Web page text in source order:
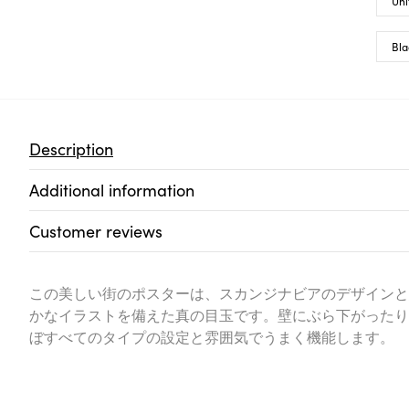
Description
Additional information
Customer reviews
この美しい街のポスターは、スカンジナビアのデザイン
かなイラストを備えた真の目玉です。壁にぶら下がった
ぼすべてのタイプの設定と雰囲気でうまく機能します。